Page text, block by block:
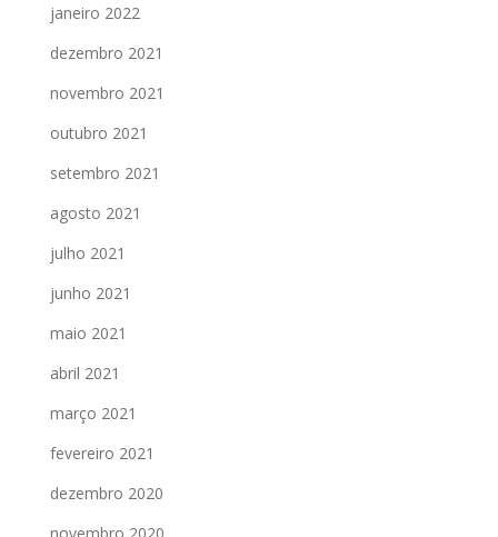
janeiro 2022
dezembro 2021
novembro 2021
outubro 2021
setembro 2021
agosto 2021
julho 2021
junho 2021
maio 2021
abril 2021
março 2021
fevereiro 2021
dezembro 2020